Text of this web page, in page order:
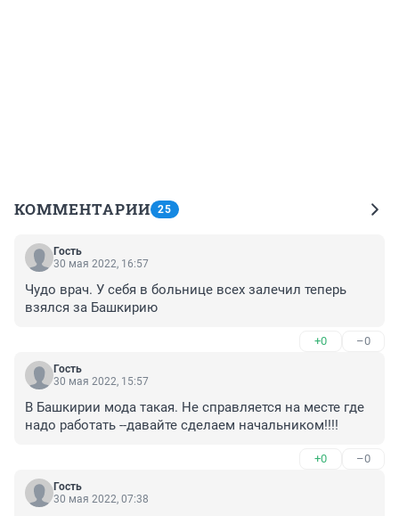
КОММЕНТАРИИ 25
Гость
30 мая 2022, 16:57
Чудо врач. У себя в больнице всех залечил теперь
взялся за Башкирию
+0 –0
Гость
30 мая 2022, 15:57
В Башкирии мода такая. Не справляется на месте где
надо работать --давайте сделаем начальником!!!!
+0 –0
Гость
30 мая 2022, 07:38